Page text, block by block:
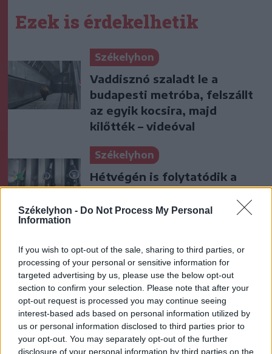
Székelyhon - Do Not Process My Personal
Information
If you wish to opt-out of the sale, sharing to third parties, or
processing of your personal or sensitive information for
targeted advertising by us, please use the below opt-out
section to confirm your selection. Please note that after your
opt-out request is processed you may continue seeing
interest-based ads based on personal information utilized by
us or personal information disclosed to third parties prior to
your opt-out. You may separately opt-out of the further
disclosure of your personal information by third parties on the
Ezek is érdekelhetik
Székelyhon
Vaddisznó szaladt le a
budapesti metróba, felszállt
az egyik kocsira, majd
kilőtték – videóval
Székelyhon
Hétvégén is folytatódik a
gázolaj árának csökkenése
A gól már összejött, az
áttörés még nem az FK-nak
(videóval)
Krónika
Putyin egy NATO-tagállam